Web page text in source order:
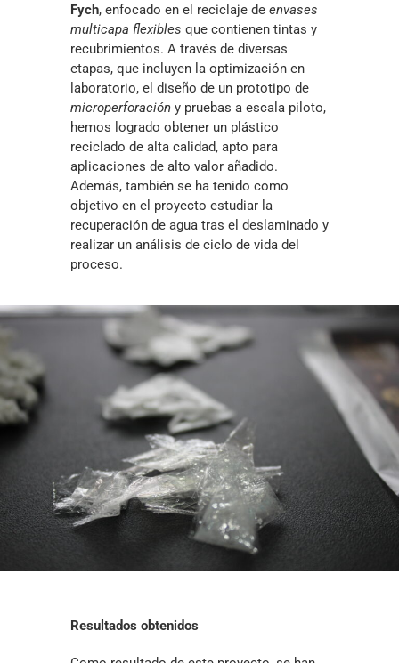
Fych, enfocado en el reciclaje de envases
multicapa flexibles que contienen tintas y
recubrimientos. A través de diversas
etapas, que incluyen la optimización en
laboratorio, el diseño de un prototipo de
microperforación y pruebas a escala piloto,
hemos logrado obtener un plástico
reciclado de alta calidad, apto para
aplicaciones de alto valor añadido.
Además, también se ha tenido como
objetivo en el proyecto estudiar la
recuperación de agua tras el deslaminado y
realizar un análisis de ciclo de vida del
proceso.
Resultados obtenidos